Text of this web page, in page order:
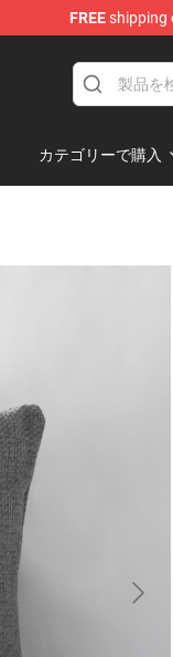
FREEshipping
カテゴリーで購入